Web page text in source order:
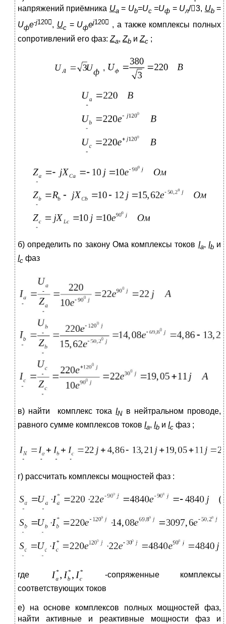
напряжений приёмника Uа= Ub=Uc=Uф = Uл/3, Ub =
Uфe-j120 , Uc = Uфej120 , а также комплексы полных
сопротивлений его фаз: Zа, Zb и Zc ;
,
б) определить по закону Ома комплексы токов Iа, Ibи
Ic фаз
в) найти комплекс токаINв нейтральном проводе,
равного сумме комплексов токов Iа, Ib и Ic фаз ;
г) рассчитать комплексы мощностей фаз :
где
-сопряженные комплексы
соответствующих токов
е) на основе комплексов полных мощностей фаз,
найти активные и реактивные мощности фаз и